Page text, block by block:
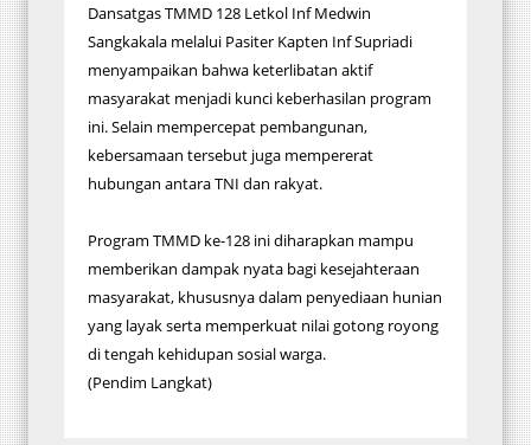
Dansatgas TMMD 128 Letkol Inf Medwin
Sangkakala melalui Pasiter Kapten Inf Supriadi
menyampaikan bahwa keterlibatan aktif
masyarakat menjadi kunci keberhasilan program
ini. Selain mempercepat pembangunan,
kebersamaan tersebut juga mempererat
hubungan antara TNI dan rakyat.
Program TMMD ke-128 ini diharapkan mampu
memberikan dampak nyata bagi kesejahteraan
masyarakat, khususnya dalam penyediaan hunian
yang layak serta memperkuat nilai gotong royong
di tengah kehidupan sosial warga.
(Pendim Langkat)